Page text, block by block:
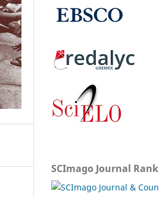
SCImago Journal Rank